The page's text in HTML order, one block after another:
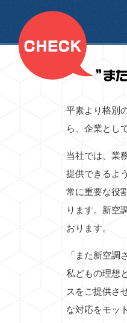
平素より格別
ら、企業とし
当社では、業
提供できるよ
常に重要な役
ります。新空
おります。
「また新空
私どもの理想
スをご提供さ
な対応をモッ